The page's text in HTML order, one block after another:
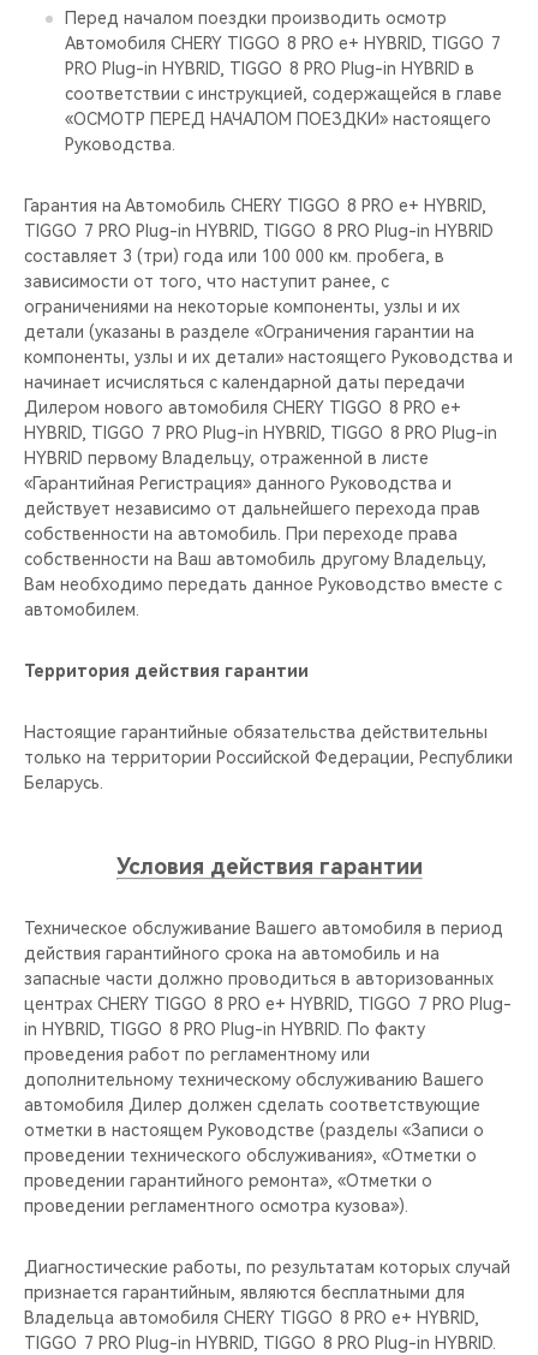
Перед началом поездки производить осмотр
Автомобиля CHERY TIGGO 8 PRO е+ HYBRID, TIGGO 7
PRO Plug-in HYBRID, TIGGO 8 PRO Plug-in HYBRID в
соответствии с инструкцией, содержащейся в главе
«ОСМОТР ПЕРЕД НАЧАЛОМ ПОЕЗДКИ» настоящего
Руководства.
Гарантия на Автомобиль CHERY TIGGO 8 PRO е+ HYBRID,
TIGGO 7 PRO Plug-in HYBRID, TIGGO 8 PRO Plug-in HYBRID
составляет 3 (три) года или 100 000 км. пробега, в
зависимости от того, что наступит ранее, с
ограничениями на некоторые компоненты, узлы и их
детали (указаны в разделе «Ограничения гарантии на
компоненты, узлы и их детали» настоящего Руководства и
начинает исчисляться с календарной даты передачи
Дилером нового автомобиля CHERY TIGGO 8 PRO е+
HYBRID, TIGGO 7 PRO Plug-in HYBRID, TIGGO 8 PRO Plug-in
HYBRID первому Владельцу, отраженной в листе
«Гарантийная Регистрация» данного Руководства и
действует независимо от дальнейшего перехода прав
собственности на автомобиль. При переходе права
собственности на Ваш автомобиль другому Владельцу,
Вам необходимо передать данное Руководство вместе с
автомобилем.
Территория действия гарантии
Настоящие гарантийные обязательства действительны
только на территории Российской Федерации, Республики
Беларусь.
Условия действия гарантии
Техническое обслуживание Вашего автомобиля в период
действия гарантийного срока на автомобиль и на
запасные части должно проводиться в авторизованных
центрах CHERY TIGGO 8 PRO е+ HYBRID, TIGGO 7 PRO Plug-
in HYBRID, TIGGO 8 PRO Plug-in HYBRID. По факту
проведения работ по регламентному или
дополнительному техническому обслуживанию Вашего
автомобиля Дилер должен сделать соответствующие
отметки в настоящем Руководстве (разделы «Записи о
проведении технического обслуживания», «Отметки о
проведении гарантийного ремонта», «Отметки о
проведении регламентного осмотра кузова»).
Диагностические работы, по результатам которых случай
признается гарантийным, являются бесплатными для
Владельца автомобиля CHERY TIGGO 8 PRO е+ HYBRID,
TIGGO 7 PRO Plug-in HYBRID, TIGGO 8 PRO Plug-in HYBRID.